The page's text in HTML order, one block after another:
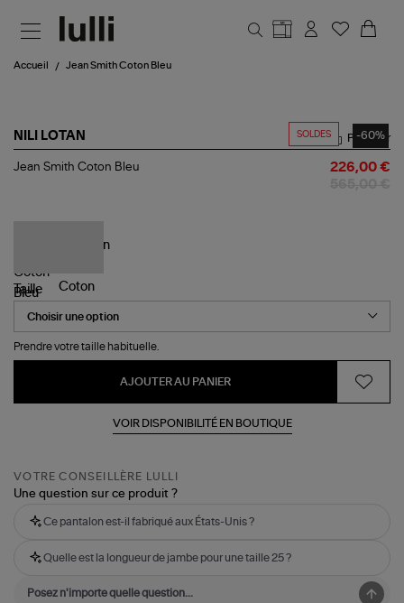
Accueil Jean Smith Coton Bleu
SOLDES -60%
NILI LOTAN
Jean
Partager
Jean Smith Coton Bleu 226,00 €
Taille
Prendre votre taille habituelle.
AJOUTER AU PANIER
VOIR DISPONIBILITÉ EN BOUTIQUE
VOTRE CONSEILLÈRE LULLI
Une question sur ce produit ?
Ce pantalon est-il fabriqué aux États-Unis ?
Quelle est la longueur de jambe pour une taille 25 ?